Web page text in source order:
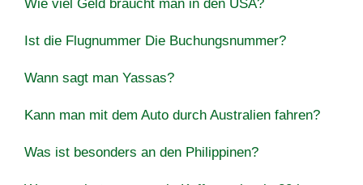
Wie viel Geld braucht man in den USA?
Ist die Flugnummer Die Buchungsnummer?
Wann sagt man Yassas?
Kann man mit dem Auto durch Australien fahren?
Was ist besonders an den Philippinen?